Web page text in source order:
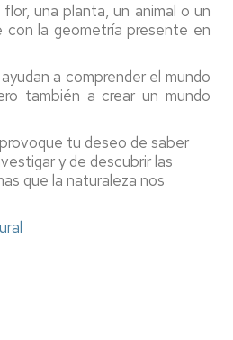
una planta, un animal o un
con la geometría presente en
a comprender el mundo
también a crear un mundo
tu deseo de saber
y de descubrir las
que la naturaleza nos